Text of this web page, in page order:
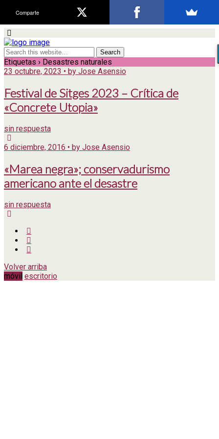
Etiquetas › Desastres naturales
23 octubre, 2023 • by Jose Asensio
Festival de Sitges 2023 – Crítica de
«Concrete Utopia»
sin respuesta
6 diciembre, 2016 • by Jose Asensio
«Marea negra»; conservadurismo
americano ante el desastre
sin respuesta
Volver arriba
móvil escritorio
Comparte